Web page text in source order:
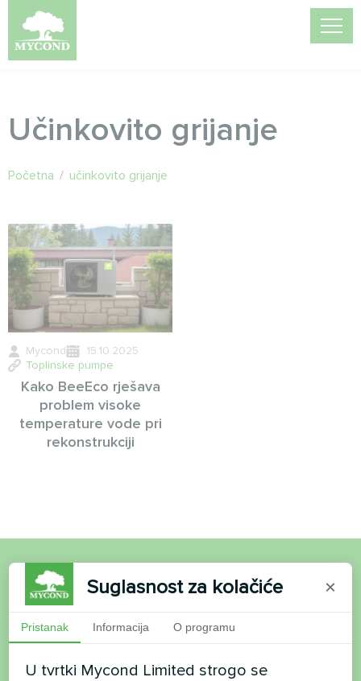
Učinkovito grijanje
Početna / učinkovito grijanje
Mycond
15.10.2025
Toplinske pumpe
Kako BeeEco rješava
problem visoke
temperature vode pri
rekonstrukciji
Želite kupiti ili imate
pitanja?
Kontaktirajte nas i mi ćemo vam pomoći
Suglasnost za kolačiće ×
Pristanak Informacija O programu
U tvrtki Mycond Limited strogo se